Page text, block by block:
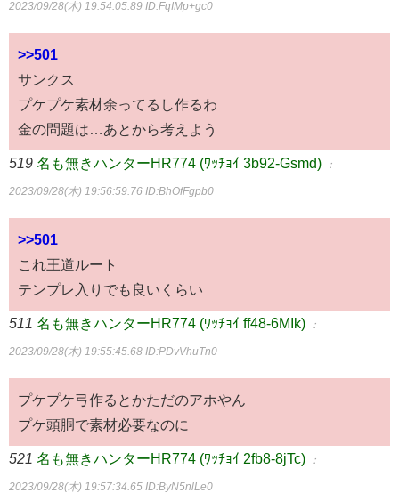
2023/09/28(木) 19:54:05.89 ID:FqIMp+gc0
>>501
サンクス
プケプケ素材余ってるし作るわ
金の問題は…あとから考えよう
519 名も無きハンターHR774 (ﾜｯﾁｮｲ 3b92-Gsmd) ：
2023/09/28(木) 19:56:59.76 ID:BhOfFgpb0
>>501
これ王道ルート
テンプレ入りでも良いくらい
511 名も無きハンターHR774 (ﾜｯﾁｮｲ ff48-6MIk) ：
2023/09/28(木) 19:55:45.68 ID:PDvVhuTn0
プケプケ弓作るとかただのアホやん
プケ頭胴で素材必要なのに
521 名も無きハンターHR774 (ﾜｯﾁｮｲ 2fb8-8jTc) ：
2023/09/28(木) 19:57:34.65 ID:ByN5nlLe0